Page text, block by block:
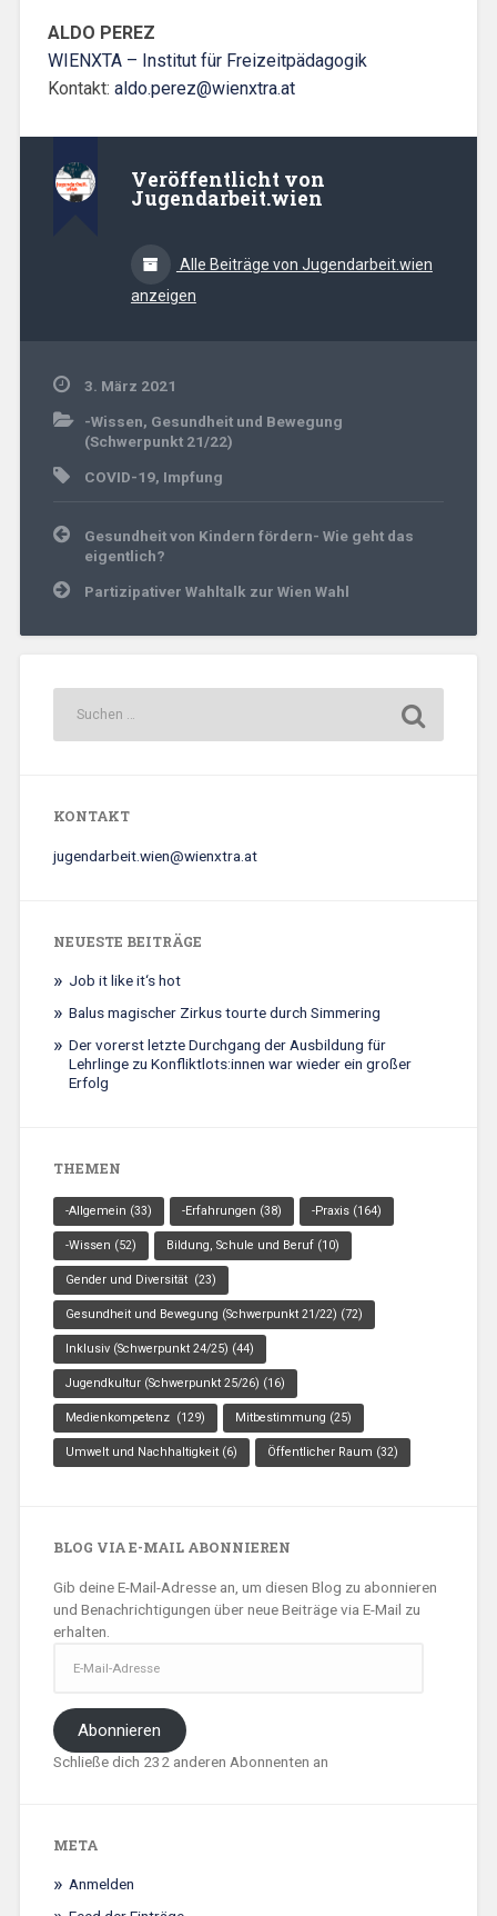
ALDO PEREZ
WIENXTA – Institut für Freizeitpädagogik
Kontakt: aldo.perez@wienxtra.at
Veröffentlicht von
Jugendarbeit.wien
Alle Beiträge von Jugendarbeit.wien
anzeigen
3. März 2021
-Wissen, Gesundheit und Bewegung
(Schwerpunkt 21/22)
COVID-19, Impfung
Beitrags-
Navigation
Gesundheit von Kindern fördern- Wie geht das
eigentlich?
Partizipativer Wahltalk zur Wien Wahl
KONTAKT
jugendarbeit.wien@wienxtra.at
NEUESTE BEITRÄGE
Job it like it‘s hot
Balus magischer Zirkus tourte durch Simmering
Der vorerst letzte Durchgang der Ausbildung für
Lehrlinge zu Konfliktlots:innen war wieder ein großer
Erfolg
THEMEN
-Allgemein (33) -Erfahrungen (38) -Praxis(164)
-Wissen (52) Bildung, Schule und Beruf(10)
Gender und Diversität (23)
Gesundheit und Bewegung (Schwerpunkt 21/22) (72)
Inklusiv (Schwerpunkt 24/25) (44)
Jugendkultur (Schwerpunkt 25/26) (16)
Medienkompetenz (129) Mitbestimmung (25)
Umwelt und Nachhaltigkeit(6) Öffentlicher Raum (32)
BLOG VIA E-MAIL ABONNIEREN
Gib deine E-Mail-Adresse an, um diesen Blog zu abonnieren
und Benachrichtigungen über neue Beiträge via E-Mail zu
erhalten.
Mail-
Adresse
Abonnieren
Schließe dich 232 anderen Abonnenten an
META
Anmelden